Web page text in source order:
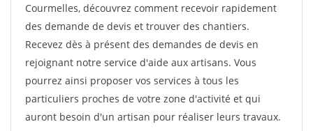
Courmelles, découvrez comment recevoir rapidement
des demande de devis et trouver des chantiers.
Recevez dès à présent des demandes de devis en
rejoignant notre service d'aide aux artisans. Vous
pourrez ainsi proposer vos services à tous les
particuliers proches de votre zone d'activité et qui
auront besoin d'un artisan pour réaliser leurs travaux.